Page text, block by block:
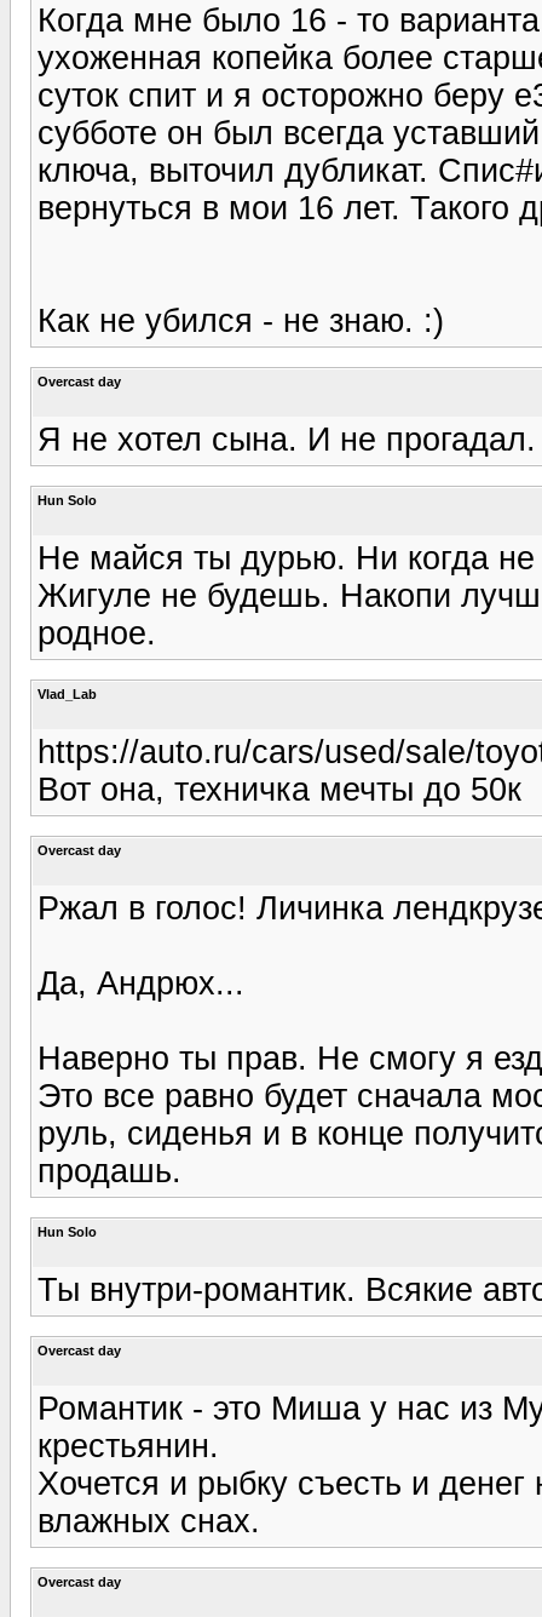
Когда мне было 16 - то
ухоженная копейка более
суток спит и я осторожно беру
субботе он был всегда
ключа, выточил дубликат.
вернуться в мои 16 лет. Такого
Как не убился - не знаю. :)
Overcast day
Я не хотел сына. И не
Hun Solo
Не майся ты дурью. Ни когда
Жигуле не будешь. Накопи
родное.
Vlad_Lab
https://auto.ru/cars/used/sale/
Вот она, техничка мечты до 50к
Overcast day
Ржал в голос! Личинка
Да, Андрюх...
Наверно ты прав. Не смогу я
Это все равно будет сначала
руль, сиденья и в конце
продашь.
Hun Solo
Ты внутри-романтик. Всякие
Overcast day
Романтик - это Миша у нас из
крестьянин.
Хочется и рыбку съесть и денег
влажных снах.
Overcast day